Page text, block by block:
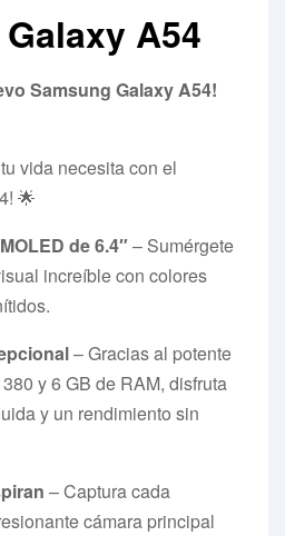
A54
Samsung Galaxy A54!
vida necesita con el
🌟
de 6.4″– Sumérgete
increíble con colores
– Gracias al potente
y 6 GB de RAM, disfruta
y un rendimiento sin
– Captura cada
cámara principal